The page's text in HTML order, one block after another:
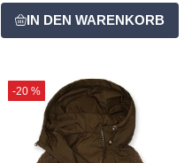
-20 %